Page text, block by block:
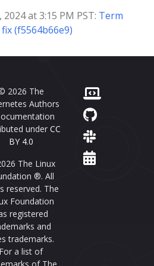
at 3:15 PM PST: Term
(f5564b66e9)
2026 The
Authors
under CC
BY 4.0
The Linux
®. All
reserved. The
Foundation
registered
and
trademarks.
For a list of